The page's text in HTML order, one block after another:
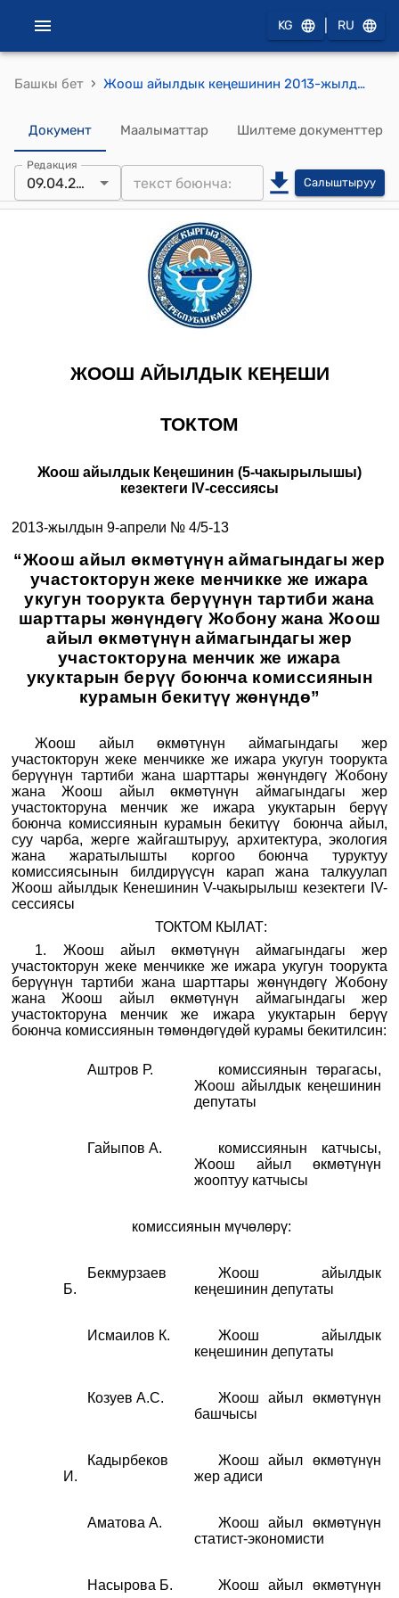
KG RU
Башкы бет › Жоош айылдык кеңешинин 2013-жылдын 9-апрелиндеги № 4/5-13 “Жоош айыл өкмөтүнүн аймагындагы жер участокторун жеке менчикке же ижара укугун тоорукта берүүнүн тартиби жана шарттары жөнүндөгү Жобону жана Жоош айыл өкмөтүнүн аймагындагы жер участокторуна менчик же ижара укуктарын берүү боюнча комиссиянын курамын бекитүү жөнүндө” токтому
Документ Маалыматтар Шилтеме документтер
Редакция
09.04.2013 Салыштыруу